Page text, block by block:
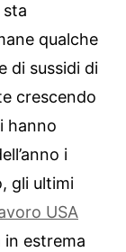
qualche
di sussidi di
crescendo
hanno
i
gli ultimi
USA
estrema